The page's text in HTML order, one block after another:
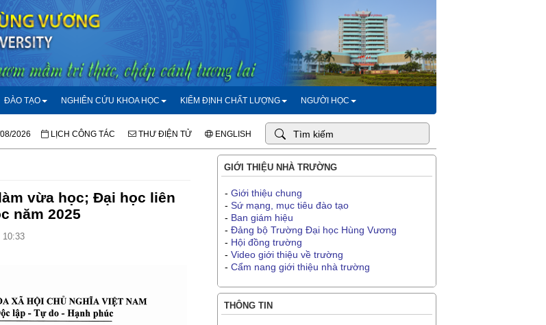
ĐÀO TẠO NGHIÊN CỨU KHOA HỌC KIỂM ĐỊNH CHẤT LƯỢNG NGƯỜI HỌC
2026 LỊCH CÔNG TÁC THƯ ĐIỆN TỬ ENGLISH
vừa học; Đại học liên
năm 2025
GIỚI THIỆU NHÀ TRƯỜNG
- Giới thiệu chung
- Sứ mạng, mục tiêu đào tạo
- Ban giám hiệu
- Đảng bộ Trường Đại học Hùng Vương
- Hội đồng trường
- Video giới thiệu về trường
- Cẩm nang giới thiệu nhà trường
THÔNG TIN